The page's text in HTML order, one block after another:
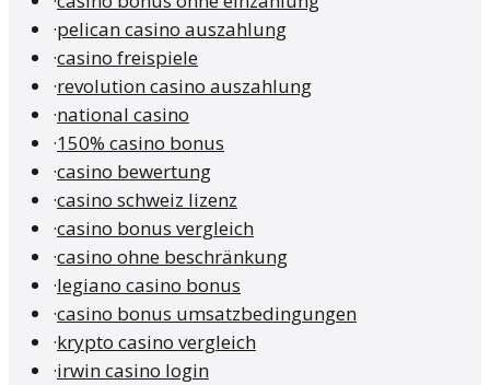
·pelican casino auszahlung
·casino freispiele
·revolution casino auszahlung
·national casino
·150% casino bonus
·casino bewertung
·casino schweiz lizenz
·casino bonus vergleich
·casino ohne beschränkung
·legiano casino bonus
·casino bonus umsatzbedingungen
·krypto casino vergleich
·irwin casino login